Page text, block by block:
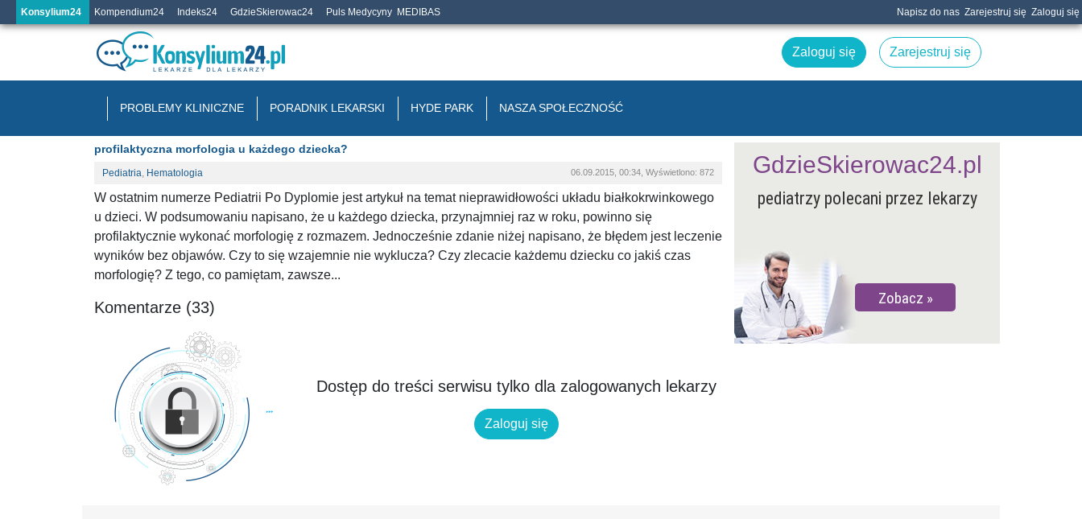
Konsylium24 Kompendium24 Indeks24 GdzieSkierowac24 Puls Medycyny MEDIBAS Napisz do nas Zarejestruj się Zaloguj się
Zaloguj się Zarejestruj się
PROBLEMY KLINICZNE PORADNIK LEKARSKI HYDE PARK NASZA SPOŁECZNOŚĆ
profilaktyczna morfologia u każdego dziecka?
Pediatria, Hematologia 06.09.2015, 00:34, Wyświetlono: 872
W ostatnim numerze Pediatrii Po Dyplomie jest artykuł na temat nieprawidłowości układu białkokrwinkowego
u dzieci. W podsumowaniu napisano, że u każdego dziecka, przynajmniej raz w roku, powinno się
profilaktycznie wykonać morfologię z rozmazem. Jednocześnie zdanie niżej napisano, że błędem jest leczenie
wyników bez objawów. Czy to się wzajemnie nie wyklucza? Czy zlecacie każdemu dziecku co jakiś czas
morfologię? Z tego, co pamiętam, zawsze...
Komentarze (33)
Dostęp do treści serwisu tylko dla zalogowanych lekarzy
Zaloguj się
pediatrzy polecani przez lekarzy
Zobacz
GdzieSkierowac24.pl